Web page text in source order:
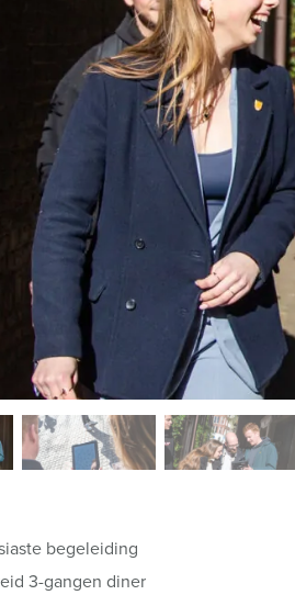
begeleiding
3-gangen diner